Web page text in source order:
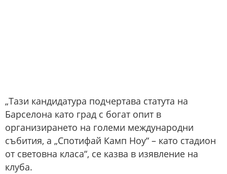
„Тази кандидатура подчертава статута на
Барселона като град с богат опит в
организирането на големи международни
събития, а „Спотифай Камп Ноу“ – като стадион
от световна класа“, се казва в изявление на
клуба.